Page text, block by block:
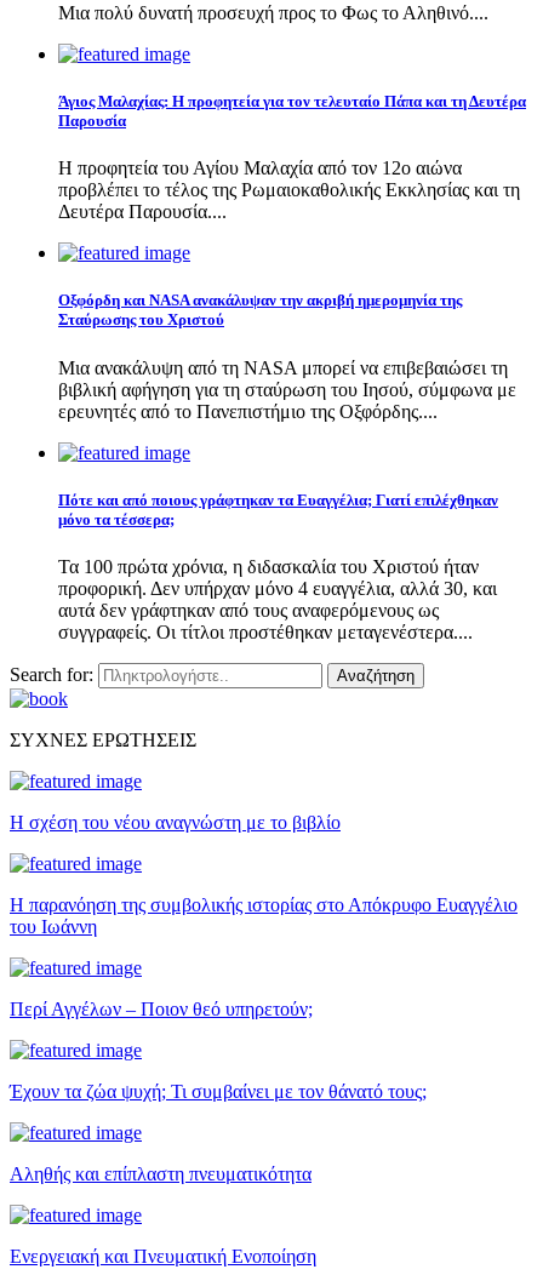
Μια πολύ δυνατή προσευχή προς το Φως το Αληθινό....
Άγιος Μαλαχίας: Η προφητεία για τον τελευταίο Πάπα και τη Δευτέρα
Παρουσία
Η προφητεία του Αγίου Μαλαχία από τον 12ο αιώνα
προβλέπει το τέλος της Ρωμαιοκαθολικής Εκκλησίας και τη
Δευτέρα Παρουσία....
Οξφόρδη και NASA ανακάλυψαν την ακριβή ημερομηνία της
Σταύρωσης του Χριστού
Μια ανακάλυψη από τη NASA μπορεί να επιβεβαιώσει τη
βιβλική αφήγηση για τη σταύρωση του Ιησού, σύμφωνα με
ερευνητές από το Πανεπιστήμιο της Οξφόρδης....
Πότε και από ποιους γράφτηκαν τα Ευαγγέλια; Γιατί επιλέχθηκαν
μόνο τα τέσσερα;
Τα 100 πρώτα χρόνια, η διδασκαλία του Χριστού ήταν
προφορική. Δεν υπήρχαν μόνο 4 ευαγγέλια, αλλά 30, και
αυτά δεν γράφτηκαν από τους αναφερόμενους ως
συγγραφείς. Οι τίτλοι προστέθηκαν μεταγενέστερα....
Search for: Αναζήτηση
ΣΥΧΝΕΣ ΕΡΩΤΗΣΕΙΣ
Η σχέση του νέου αναγνώστη με το βιβλίο
Η παρανόηση της συμβολικής ιστορίας στο Απόκρυφο Ευαγγέλιο
του Ιωάννη
Περί Αγγέλων – Ποιον θεό υπηρετούν;
Έχουν τα ζώα ψυχή; Τι συμβαίνει με τον θάνατό τους;
Αληθής και επίπλαστη πνευματικότητα
Ενεργειακή και Πνευματική Ενοποίηση